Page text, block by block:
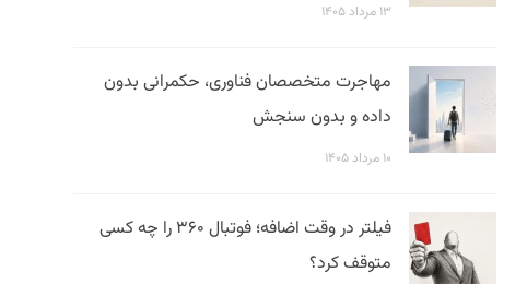
۱۳ مرداد ۱۴۰۵
مهاجرت متخصصان فناوری، حکمرانی بدون
داده و بدون سنجش
۱۰ مرداد ۱۴۰۵
فیلتر در وقت اضافه؛ فوتبال ۳۶۰ را چه کسی
متوقف کرد؟